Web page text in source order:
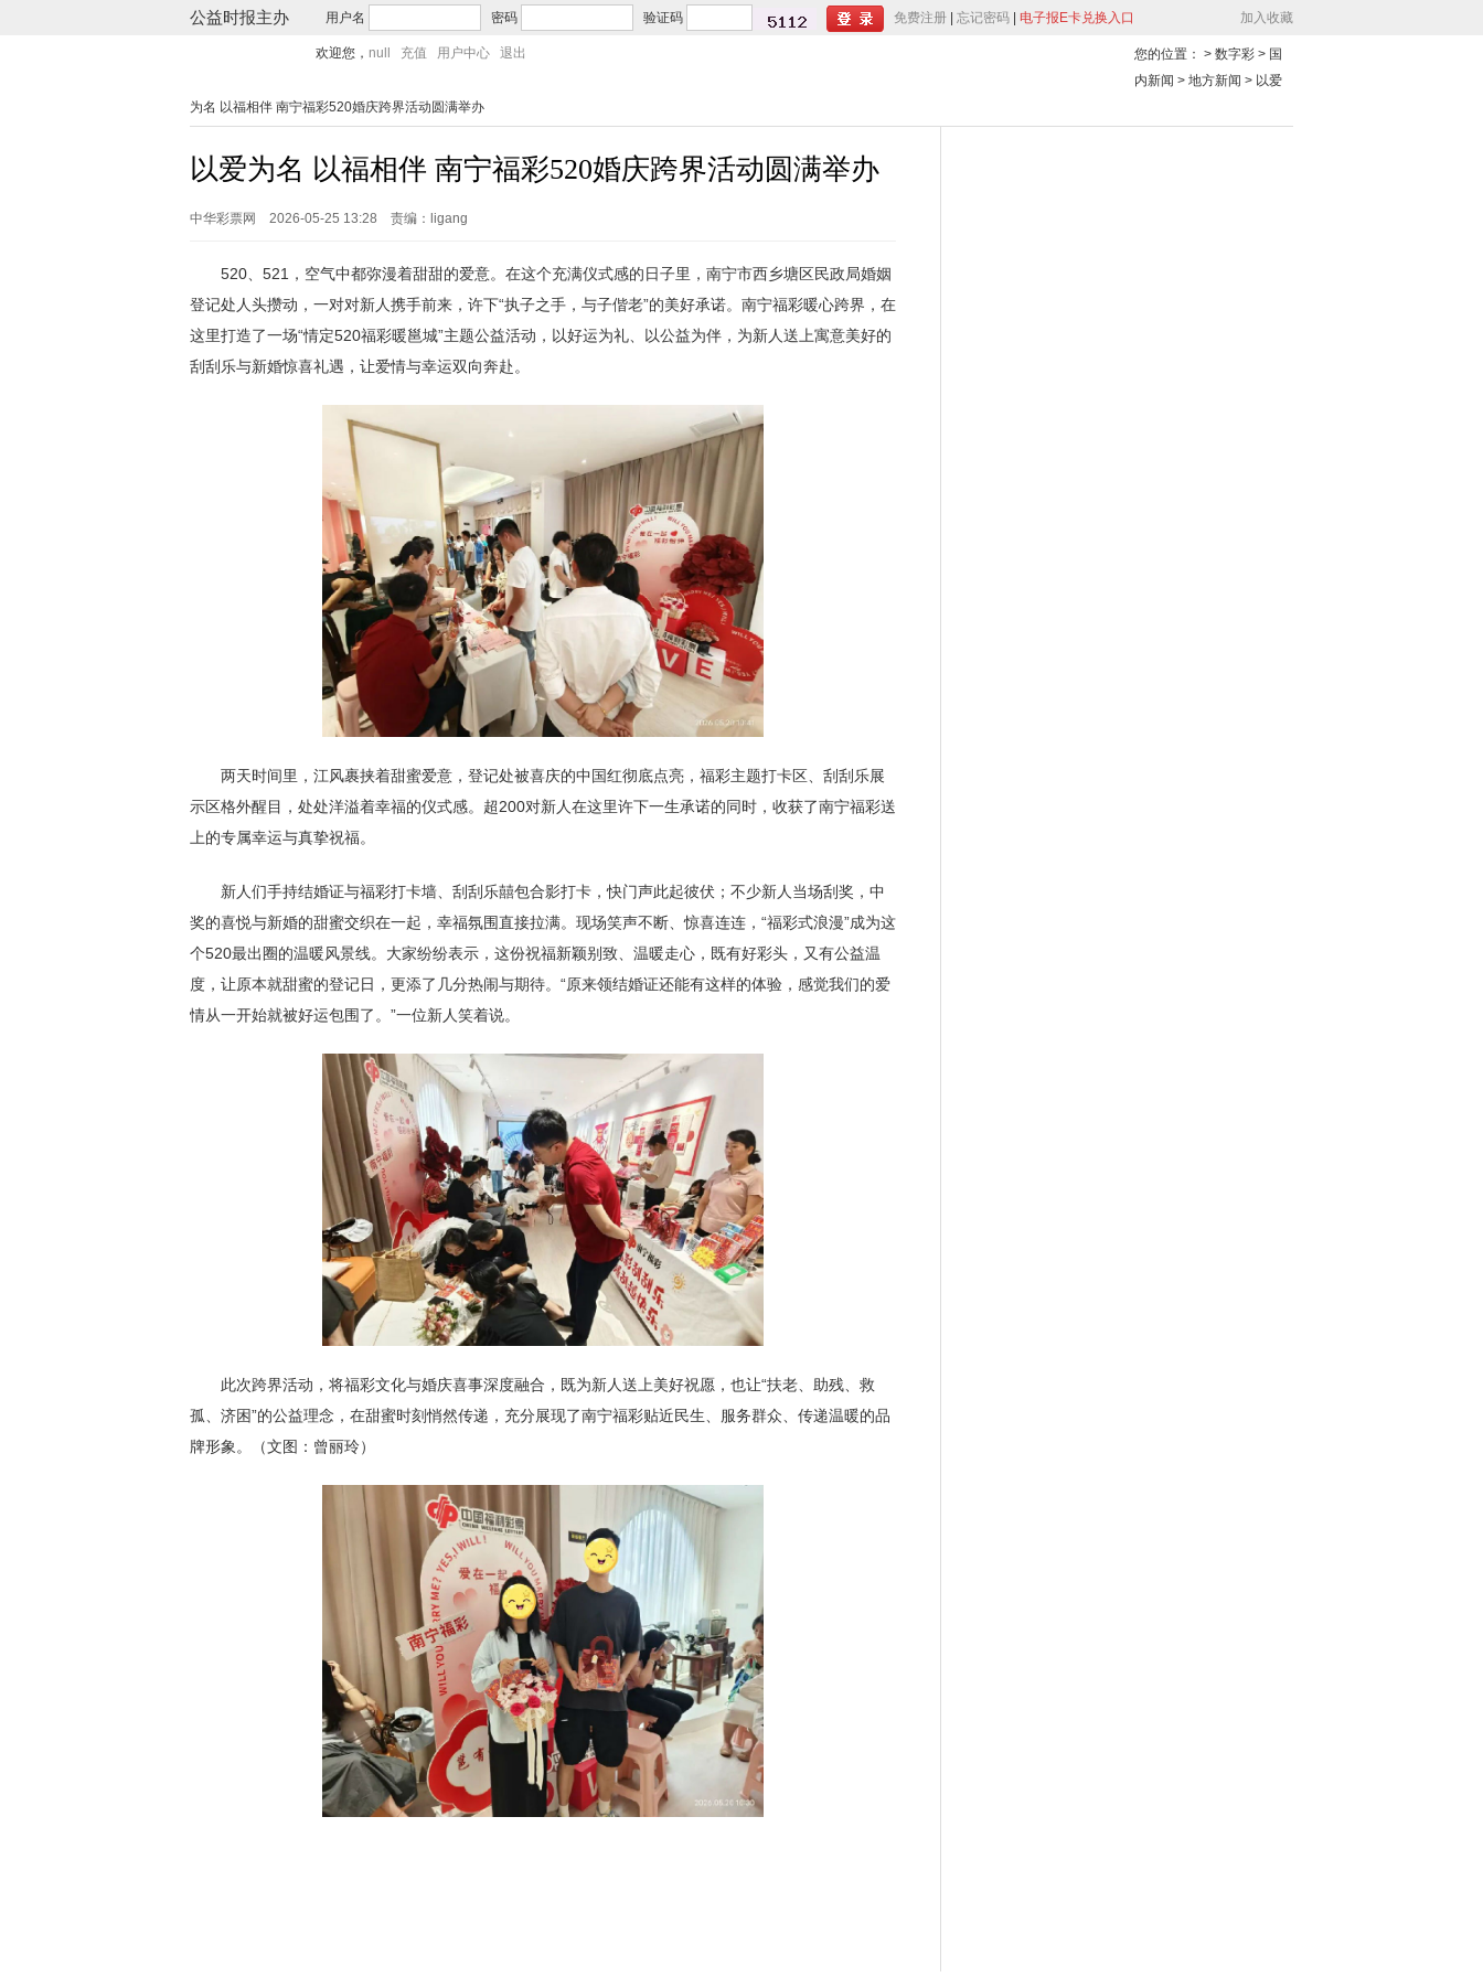
公益时报主办 用户名 密码 验证码 免费注册 忘记密码 电子报E卡兑换入口
欢迎您， null 充值 用户中心 退出
加入收藏
您的位置： > 数字彩 > 国
内新闻 > 地方新闻 > 以爱
为名 以福相伴 南宁福彩520婚庆跨界活动圆满举办
以爱为名 以福相伴 南宁福彩520婚庆跨界活动圆满举办
中华彩票网 2026-05-25 13:28 责编：ligang
520、521，空气中都弥漫着甜甜的爱意。在这个充满仪式感的日子里，南宁市西乡塘区民政局婚姻
登记处人头攒动，一对对新人携手前来，许下“执子之手，与子偕老”的美好承诺。南宁福彩暖心跨界，在
这里打造了一场“情定520福彩暖邕城”主题公益活动，以好运为礼、以公益为伴，为新人送上寓意美好的
刮刮乐与新婚惊喜礼遇，让爱情与幸运双向奔赴。
两天时间里，江风裹挟着甜蜜爱意，登记处被喜庆的中国红彻底点亮，福彩主题打卡区、刮刮乐展
示区格外醒目，处处洋溢着幸福的仪式感。超200对新人在这里许下一生承诺的同时，收获了南宁福彩送
上的专属幸运与真挚祝福。
新人们手持结婚证与福彩打卡墙、刮刮乐囍包合影打卡，快门声此起彼伏；不少新人当场刮奖，中
奖的喜悦与新婚的甜蜜交织在一起，幸福氛围直接拉满。现场笑声不断、惊喜连连，“福彩式浪漫”成为这
个520最出圈的温暖风景线。大家纷纷表示，这份祝福新颖别致、温暖走心，既有好彩头，又有公益温
度，让原本就甜蜜的登记日，更添了几分热闹与期待。“原来领结婚证还能有这样的体验，感觉我们的爱
情从一开始就被好运包围了。”一位新人笑着说。
此次跨界活动，将福彩文化与婚庆喜事深度融合，既为新人送上美好祝愿，也让“扶老、助残、救
孤、济困”的公益理念，在甜蜜时刻悄然传递，充分展现了南宁福彩贴近民生、服务群众、传递温暖的品
牌形象。（文图：曾丽玲）